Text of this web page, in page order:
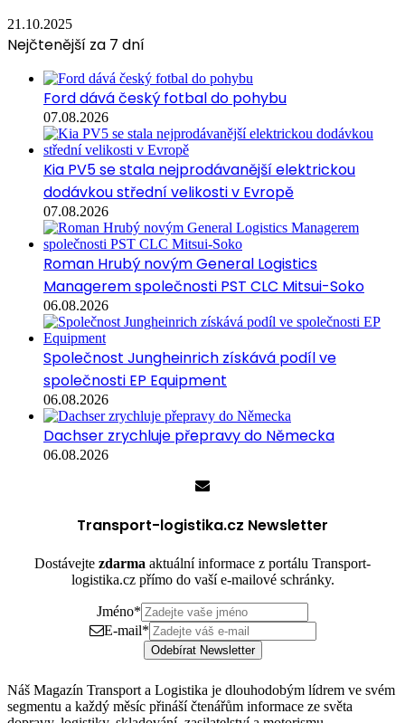
21.10.2025
Nejčtenější za 7 dní
Ford dává český fotbal do pohybu
07.08.2026
Kia PV5 se stala nejprodávanější elektrickou
dodávkou střední velikosti v Evropě
07.08.2026
Roman Hrubý novým General Logistics
Managerem společnosti PST CLC Mitsui-Soko
06.08.2026
Společnost Jungheinrich získává podíl ve
společnosti EP Equipment
06.08.2026
Dachser zrychluje přepravy do Německa
06.08.2026
Transport-logistika.cz Newsletter
Dostávejte zdarma aktuální informace z portálu Transport-
logistika.cz přímo do vaší e-mailové schránky.
Jméno*
E-mail*
Odebírat Newsletter
Náš Magazín Transport a Logistika je dlouhodobým lídrem ve svém
segmentu a každý měsíc přináší čtenářům informace ze světa